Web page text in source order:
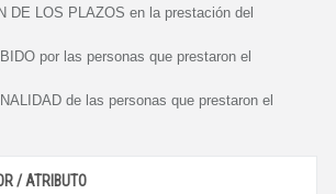
DE LOS PLAZOS en la prestación del
por las personas que prestaron el
de las personas que prestaron el
/ ATRIBUTO